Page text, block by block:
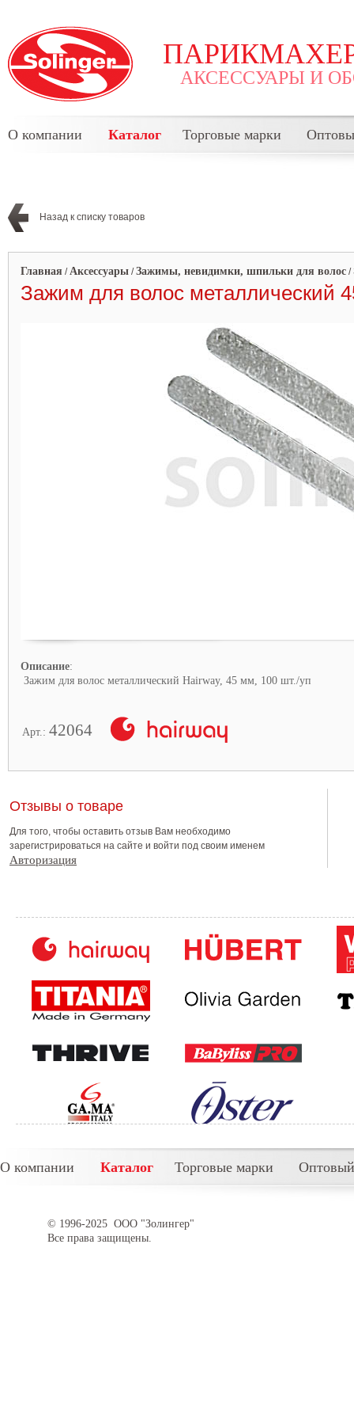
АКСЕССУАРЫ И
О компании Каталог Торговые марки
Назад к списку товаров
Главная /Аксессуары /Зажимы, невидимки, шпильки для волос /
Зажим для волос металлический
Описание:
Зажим для волос металлический Hairway, 45 мм, 100 шт./уп
Арт.: 42064
Отзывы о товаре
Для того, чтобы оставить отзыв Вам необходимо
зарегистрироваться на сайте и войти под своим именем
Авторизация
О компании Каталог Торговые марки
© 1996-2025 ООО "Золингер"
Все права защищены.